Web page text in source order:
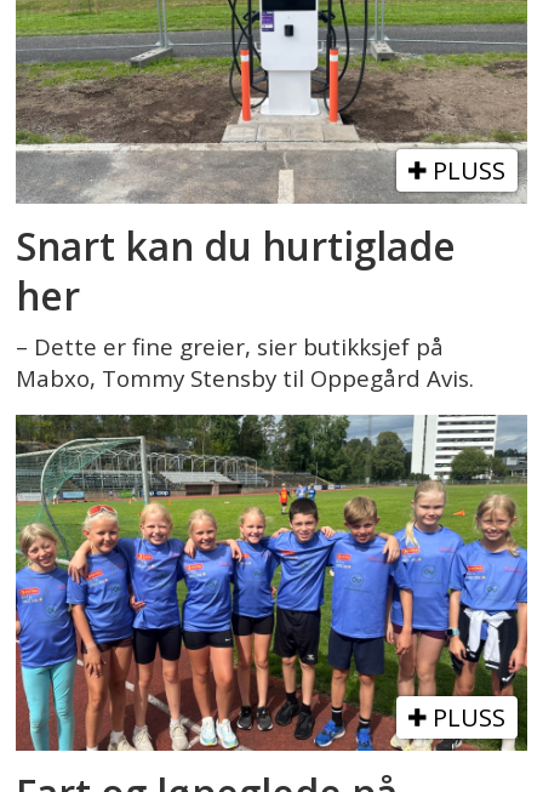
PLUSS
Snart kan du hurtiglade
her
– Dette er fine greier, sier butikksjef på
Mabxo, Tommy Stensby til Oppegård Avis.
PLUSS